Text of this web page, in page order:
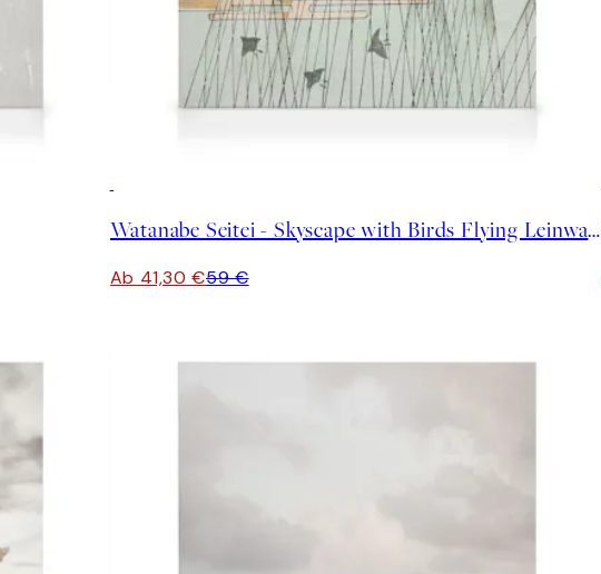
Watanabe Seitei - Skyscape with Birds Flying Leinwandbild
Ab 41,30 €59 €